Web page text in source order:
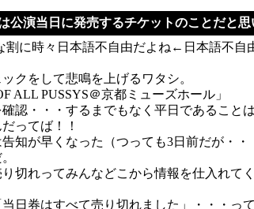
公演当日に発売するチケットのことだと思
に時々日本語不自由だよね←日本語不自
クをして悲鳴を上げるワタシ。
ALL PUSSYS＠京都ミューズホール」
認・・・するまでもなく平日であること
ってば！！
知が早くなった（つっても3日前だが・
切れってみんなどこから情報を仕入れてく
日券はすべて売り切れました」・・・っ